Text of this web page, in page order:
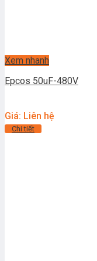
Xem nhanh
Epcos 50uF-480V
Giá: Liên hệ
Chi tiết